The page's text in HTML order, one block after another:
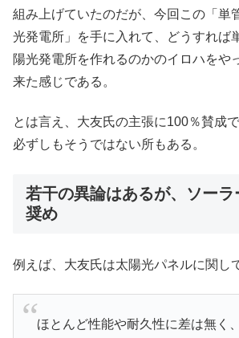
組み上げていたのだが、今回この「単
光発電所」を手に入れて、どうすれば
陽光発電所を作れるのかのイロハをや
来た感じである。
とは言え、大友氏の主張に100％賛成
必ずしもそうではない所もある。
若干の異論はあるが、ソー
奨め
例えば、大友氏は太陽光パネルに関し
ほとんど性能や耐久性に差は無く